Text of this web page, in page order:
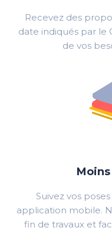
Recevez des
date indiqués par le
de vos
Suivez vos
application mobile.
fin de travaux et